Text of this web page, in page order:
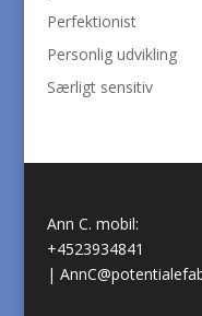
Perfektionist
Personlig udvikling
Særligt sensitiv
Ann C. mobil:
+4523934841
|